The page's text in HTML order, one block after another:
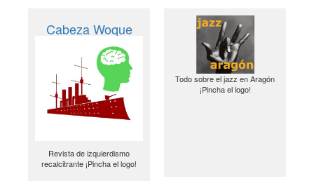
Cabeza Woque
Revista de izquierdismo
recalcitrante ¡Pincha el logo!
Todo sobre el jazz en Aragón
¡Pincha el logo!